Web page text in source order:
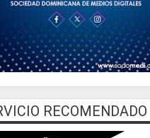
RECOMENDADO